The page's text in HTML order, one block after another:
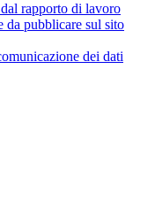
rapporto di lavoro
da pubblicare sul sito
dei dati